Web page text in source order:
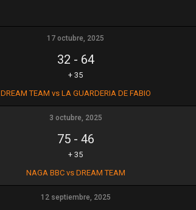
17 octubre, 2025
32 - 64
+ 35
DREAM TEAM vs LA GUARDERIA DE FABIO
3 octubre, 2025
75- 46
+ 35
NAGA BBC vs DREAM TEAM
12 septiembre, 2025